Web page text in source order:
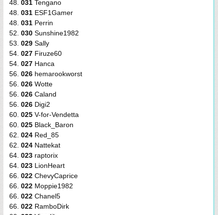
48. 031 Tengano
48. 031 ESF1Gamer
48. 031 Perrin
52. 030 Sunshine1982
53. 029 Sally
54. 027 Firuze60
54. 027 Hanca
56. 026 hemarookworst
56. 026 Wotte
56. 026 Caland
56. 026 Digi2
60. 025 V-for-Vendetta
60. 025 Black_Baron
62. 024 Red_85
62. 024 Nattekat
64. 023 raptorix
64. 023 LionHeart
66. 022 ChevyCaprice
66. 022 Moppie1982
66. 022 Chanel5
66. 022 RamboDirk